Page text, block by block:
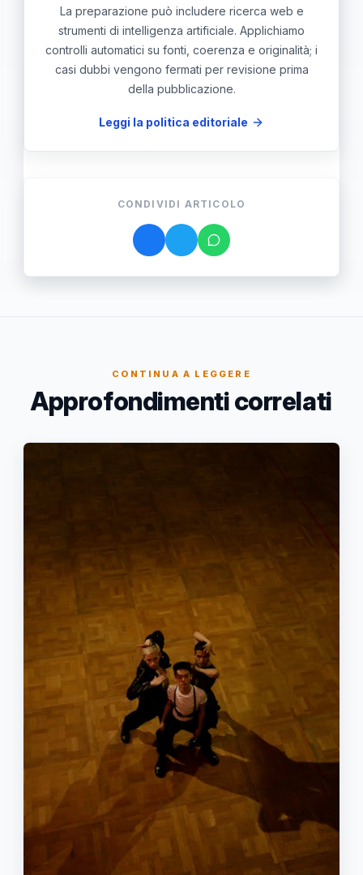
La preparazione può includere ricerca web e
strumenti di intelligenza artificiale. Applichiamo
controlli automatici su fonti, coerenza e originalità; i
casi dubbi vengono fermati per revisione prima
della pubblicazione.
Leggi la politica editoriale
CONDIVIDI ARTICOLO
CONTINUA A LEGGERE
Approfondimenti correlati